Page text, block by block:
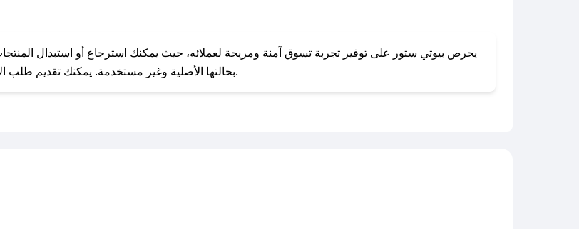
بحالتها الأصلية وغير مستخدمة. يمكنك تقديم طلب الإرجاع بسهولة عبر موقعنا الإلكتروني أو من خلال خدمة العملاء.